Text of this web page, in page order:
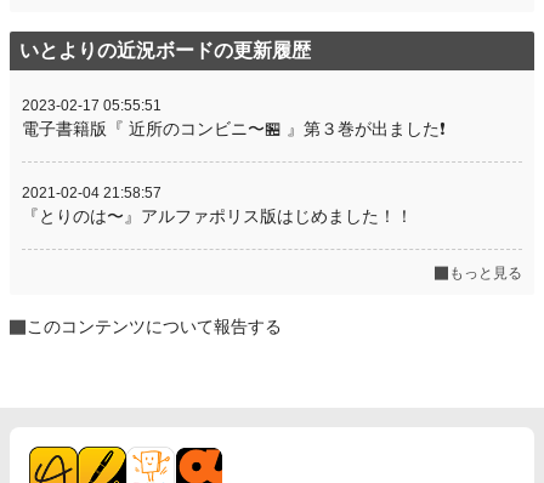
いとよりの近況ボードの更新履歴
2023-02-17 05:55:51
電子書籍版『 近所のコンビニ〜🏪 』第３巻が出ました❗
2021-02-04 21:58:57
『とりのは〜』アルファポリス版はじめました！！
もっと見る
このコンテンツについて報告する